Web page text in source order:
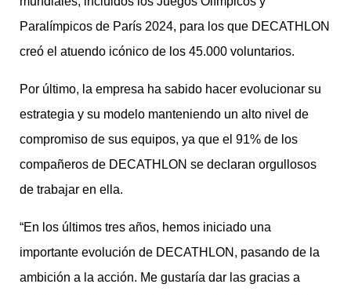
Paralímpicos de París 2024, para los que DECATHLON
creó el atuendo icónico de los 45.000 voluntarios.
Por último, la empresa ha sabido hacer evolucionar su
estrategia y su modelo manteniendo un alto nivel de
compromiso de sus equipos, ya que el 91% de los
compañeros de DECATHLON se declaran orgullosos
de trabajar en ella.
“En los últimos tres años, hemos iniciado una
importante evolución de DECATHLON, pasando de la
ambición a la acción. Me gustaría dar las gracias a